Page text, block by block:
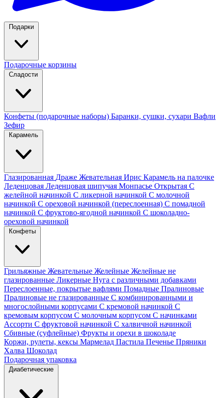
Подарки
Подарочные корзины
Сладости
Конфеты (подарочные наборы) Баранки, сушки, сухари Вафли
Зефир
Карамель
Глазированная Драже Жевательная Ирис Карамель на палочке
Леденцовая Леденцовая шипучая Монпасье Открытая С
желейной начинкой С ликерной начинкой С молочной
начинкой С ореховой начинкой (переслоенная) С помадной
начинкой С фруктово-ягодной начинкой С шоколадно-
ореховой начинкой
Конфеты
Грильяжные Жевательные Желейные Желейные не
глазированные Ликерные Нуга с различными добавками
Переслоенные, покрытые вафлями Помадные Пралиновые
Пралиновые не глазированные С комбинированными и
многослойными корпусами С кремовой начинкой С
кремовым корпусом С молочным корпусом С начинками
Ассорти С фруктовой начинкой С халвичной начинкой
Сбивные (суфлейные) Фрукты и орехи в шоколаде
Коржи, рулеты, кексы Мармелад Пастила Печенье Пряники
Халва Шоколад
Подарочная упаковка
Диабетические